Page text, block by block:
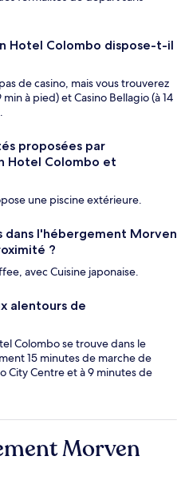
Hotel Colombo dispose-t-il
de casino, mais vous trouverez
à pied) et Casino Bellagio (à 14
proposées par
Hotel Colombo et
une piscine extérieure.
dans l'hébergement Morven
?
avec Cuisine japonaise.
alentours de
Colombo se trouve dans le
15 minutes de marche de
City Centre et à 9 minutes de
Morven